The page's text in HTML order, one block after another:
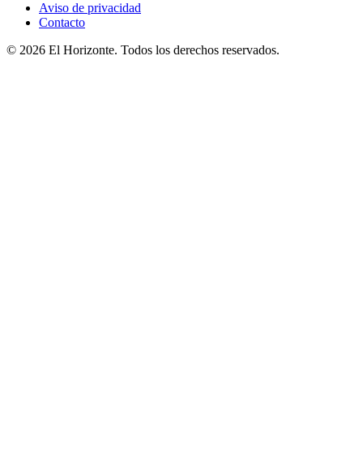
Aviso de privacidad
Contacto
© 2026 El Horizonte. Todos los derechos reservados.